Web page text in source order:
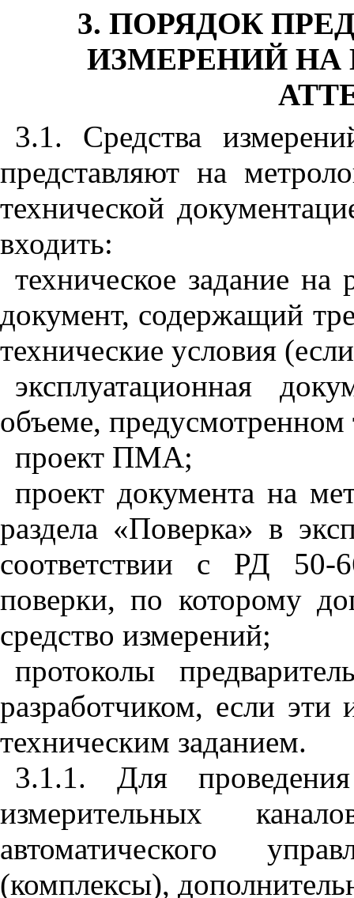
3. ПОРЯДОК
ИЗМЕРЕНИЙ
3.1. Средства
представляют на
технической
входить:
техническое задание
документ, содержащий
технические условия
эксплуатационная
объеме,
проект ПМА;
проект документа на
раздела «Поверка» в
соответствии с РД
поверки, по которому
средство измерений;
протоколы
разработчиком, если
техническим заданием.
3.1.1. Для проведения
измерительных
автоматического
(комплексы),